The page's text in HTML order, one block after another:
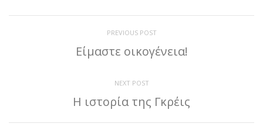
PREVIOUS POST
Είμαστε οικογένεια!
NEXT POST
Η ιστορία της Γκρέις